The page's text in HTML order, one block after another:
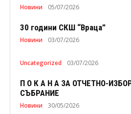
Новини 05/07/2026
30 години СКШ “Враца”
Новини 03/07/2026
Uncategorized 03/07/2026
П О К А Н А ЗА ОТЧЕТНО-
СЪБРАНИЕ
Новини 30/05/2026